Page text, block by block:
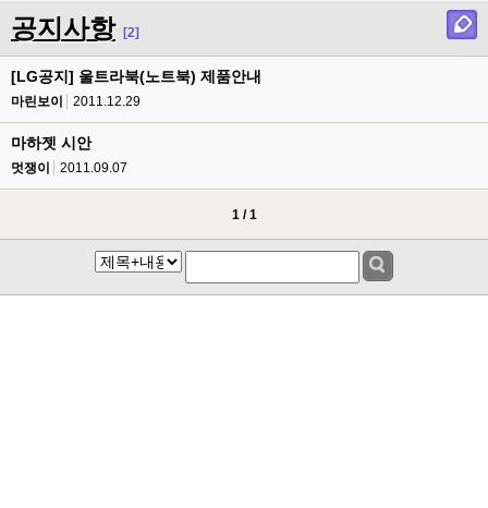
공지사항 [2]
[LG공지] 울트라북(노트북) 제품안내
마린보이 2011.12.29
마하젯 시안
멋쟁이 2011.09.07
1 / 1